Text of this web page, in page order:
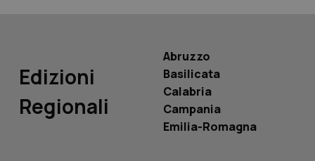
Edizioni
Regionali
Abruzzo
Basilicata
Calabria
Campania
Emilia-Romagna